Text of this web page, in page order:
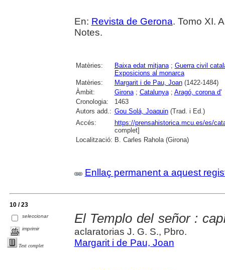
En: Revista de Gerona. Tomo XI.
Notes.
Matèries: Baixa edat mitjana; Guerra civil
Exposicions al monarca
Matèries:
Margarit i de Pau, Joan(1422-1484)
Àmbit:
Girona; Catalunya; Aragó, corona d'
Cronologia:
1463
Autors add.: Gou Solá, Joaquin(Trad. i Ed.)
Accés:
https://prensahistorica.mcu.es/es/
complet]
Localització: B. Carles Rahola (Girona)
Enllaç permanent a aquest
10 / 23
seleccionar
imprimir
Text complet
El Templo del señor :
aclaratorias J. G. S., Pbro.
Margarit i de Pau, Joan